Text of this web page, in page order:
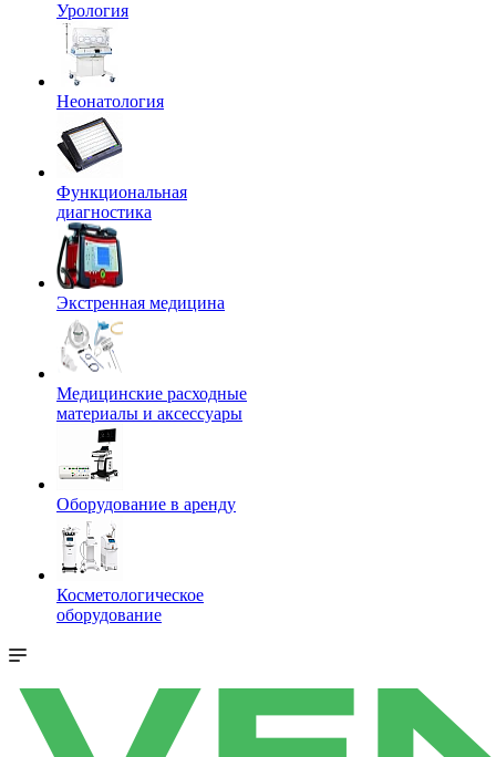
Урология
Неонатология
Функциональная
диагностика
Экстренная медицина
Медицинские расходные
материалы и аксессуары
Оборудование в аренду
Косметологическое
оборудование